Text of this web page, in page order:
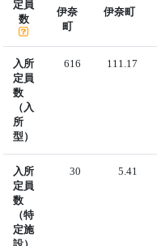
定員
数
伊奈
町
伊奈町
入所
定員
数
（入
所
型）
616 111.17
入所
定員
数
（特
定施
30 5.41